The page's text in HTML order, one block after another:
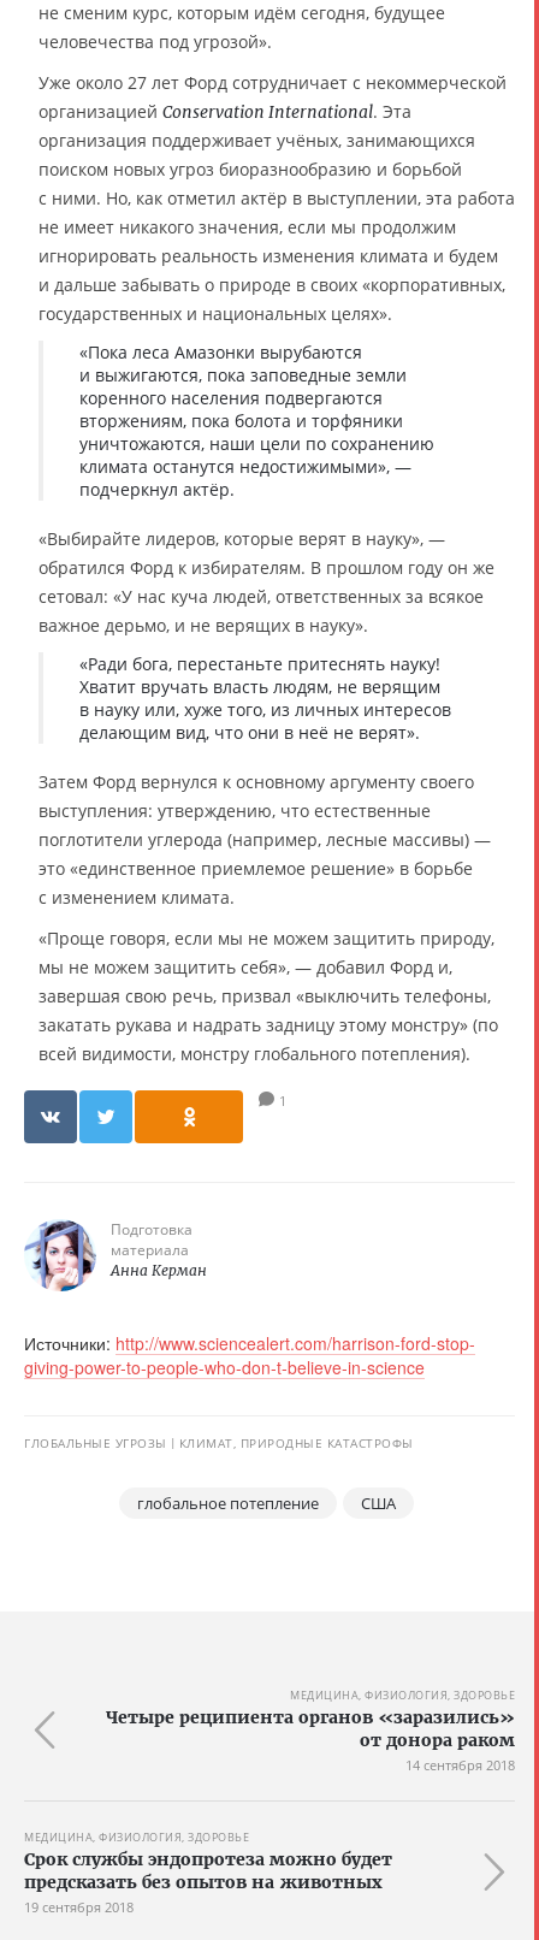
не сменим курс, которым идём сегодня, будущее
человечества под угрозой».
Уже около 27 лет Форд сотрудничает с некоммерческой
организацией Conservation International. Эта
организация поддерживает учёных, занимающихся
поиском новых угроз биоразнообразию и борьбой
с ними. Но, как отметил актёр в выступлении, эта работа
не имеет никакого значения, если мы продолжим
игнорировать реальность изменения климата и будем
и дальше забывать о природе в своих «корпоративных,
государственных и национальных целях».
«Пока леса Амазонки вырубаются
и выжигаются, пока заповедные земли
коренного населения подвергаются
вторжениям, пока болота и торфяники
уничтожаются, наши цели по сохранению
климата останутся недостижимыми», —
подчеркнул актёр.
«Выбирайте лидеров, которые верят в науку», —
обратился Форд к избирателям. В прошлом году он же
сетовал: «У нас куча людей, ответственных за всякое
важное дерьмо, и не верящих в науку».
«Ради бога, перестаньте притеснять науку!
Хватит вручать власть людям, не верящим
в науку или, хуже того, из личных интересов
делающим вид, что они в неё не верят».
Затем Форд вернулся к основному аргументу своего
выступления: утверждению, что естественные
поглотители углерода (например, лесные массивы) —
это «единственное приемлемое решение» в борьбе
с изменением климата.
«Проще говоря, если мы не можем защитить природу,
мы не можем защитить себя», — добавил Форд и,
завершая свою речь, призвал «выключить телефоны,
закатать рукава и надрать задницу этому монстру» (по
всей видимости, монстру глобального потепления).
1
Подготовка
материала
Анна Керман
Источники: http://www.sciencealert.com/harrison-ford-stop-
giving-power-to-people-who-don-t-believe-in-science
ГЛОБАЛЬНЫЕ УГРОЗЫ КЛИМАТ, ПРИРОДНЫЕ КАТАСТРОФЫ
глобальное потепление США
МЕДИЦИНА, ФИЗИОЛОГИЯ, ЗДОРОВЬЕ
Четыре реципиента органов «заразились»
от донора раком
14 сентября 2018
МЕДИЦИНА, ФИЗИОЛОГИЯ, ЗДОРОВЬЕ
Срок службы эндопротеза можно будет
предсказать без опытов на животных
19 сентября 2018